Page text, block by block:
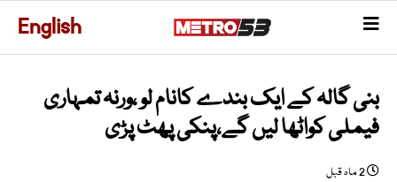
English
بنی گالہ کے ایک بندے کانام لو ،ورنہ تمہاری
فیملی کواٹھا لیں گے،پنکی پھٹ پڑی
2 ماہ قبل